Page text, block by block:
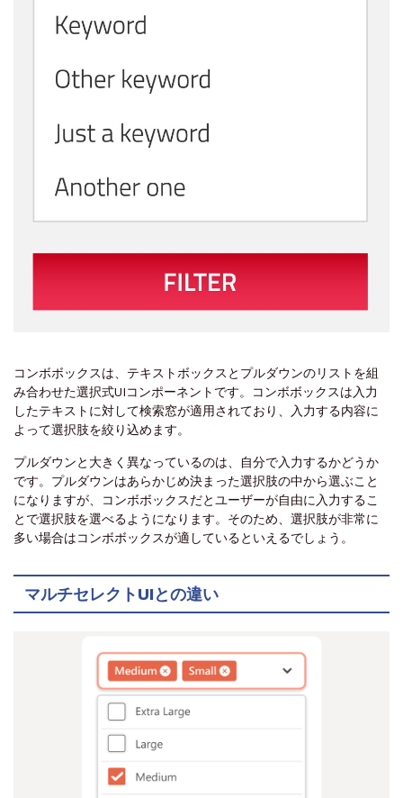
コンボボックスは、テキストボックスとプルダウンのリストを組
み合わせた選択式UIコンポーネントです。コンボボックスは入力
したテキストに対して検索窓が適用されており、入力する内容に
よって選択肢を絞り込めます。
プルダウンと大きく異なっているのは、自分で入力するかどうか
です。プルダウンはあらかじめ決まった選択肢の中から選ぶこと
になりますが、コンボボックスだとユーザーが自由に入力するこ
とで選択肢を選べるようになります。そのため、選択肢が非常に
多い場合はコンボボックスが適しているといえるでしょう。
マルチセレクトUIとの違い